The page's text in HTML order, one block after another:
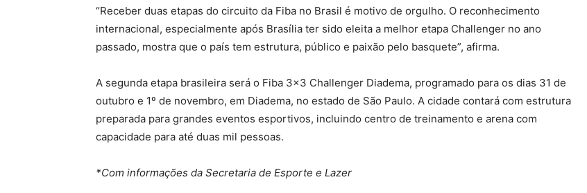
“Receber duas etapas do circuito da Fiba no Brasil é motivo de orgulho. O reconhecimento
internacional, especialmente após Brasília ter sido eleita a melhor etapa Challenger no ano
passado, mostra que o país tem estrutura, público e paixão pelo basquete”, afirma.
A segunda etapa brasileira será o Fiba 3×3 Challenger Diadema, programado para os dias 31 de
outubro e 1º de novembro, em Diadema, no estado de São Paulo. A cidade contará com estrutura
preparada para grandes eventos esportivos, incluindo centro de treinamento e arena com
capacidade para até duas mil pessoas.
*Com informações da Secretaria de Esporte e Lazer